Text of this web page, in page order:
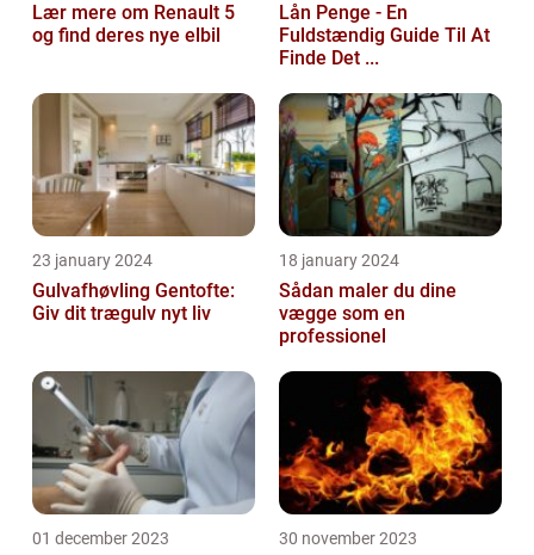
Lær mere om Renault 5
og find deres nye elbil
Lån Penge - En
Fuldstændig Guide Til At
Finde Det ...
23 january 2024
Gulvafhøvling Gentofte:
Giv dit trægulv nyt liv
18 january 2024
Sådan maler du dine
vægge som en
professionel
01 december 2023 30 november 2023